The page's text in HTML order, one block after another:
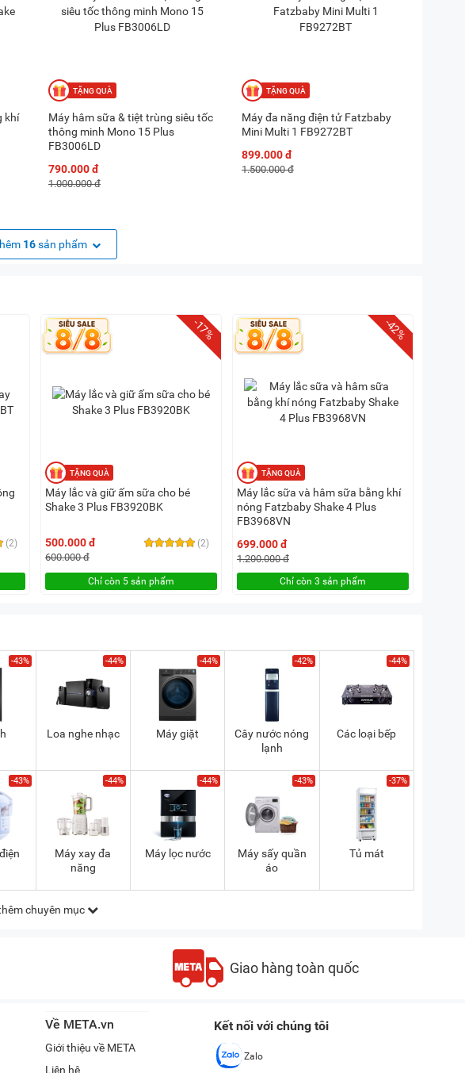
khí
Máy hâm sữa & tiệt trùng siêu tốc
thông minh Mono 15 Plus
FB3006LD
790.000 đ
1.000.000 đ
Máy đa năng điện tử Fatzbaby
Mini Multi 1 FB9272BT
899.000 đ
1.500.000 đ
16sản phẩm
(2)
-17%
Máy lắc và giữ ấm sữa cho bé
Shake 3 Plus FB3920BK
(2)
500.000 đ
600.000 đ
Chỉ còn 5 sản phẩm
-42%
Máy lắc sữa và hâm sữa bằng khí
nóng Fatzbaby Shake 4 Plus
FB3968VN
699.000 đ
1.200.000 đ
Chỉ còn 3 sản phẩm
-43% -44%
Loa nghe nhạc
-44%
Máy giặt
-42%
Cây nước nóng
lạnh
-44%
Các loại bếp
-43% -44%
Máy xay đa
năng
-44%
Máy lọc nước
-43%
Máy sấy quần
áo
-37%
Tủ mát
chuyên mục
Giao hàng toàn quốc
Kết nối với chúng tôi
Zalo
Về META.vn
Giới thiệu về META
Liên hệ